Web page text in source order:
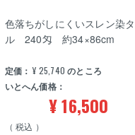
定価： ¥ 25,740 のところ
いとへん価格：
¥16,500
税込
色落ちがしにくいスレン染
ル 240匁 約34×86cm